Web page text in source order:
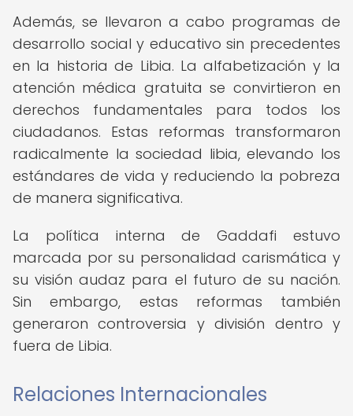
Además, se llevaron a cabo programas de
desarrollo social y educativo sin precedentes
en la historia de Libia. La alfabetización y la
atención médica gratuita se convirtieron en
derechos fundamentales para todos los
ciudadanos. Estas reformas transformaron
radicalmente la sociedad libia, elevando los
estándares de vida y reduciendo la pobreza
de manera significativa.
La política interna de Gaddafi estuvo
marcada por su personalidad carismática y
su visión audaz para el futuro de su nación.
Sin embargo, estas reformas también
generaron controversia y división dentro y
fuera de Libia.
Relaciones Internacionales